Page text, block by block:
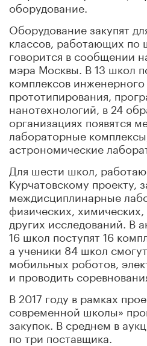
оборудование.
Оборудование закупят
классов, работающих по
говорится в сообщении
мэра Москвы. В 13 школ
комплексов
прототипирования,
нанотехнологий, в 24
организациях появятся
лабораторные
астрономические
Для шести школ,
Курчатовскому проекту,
междисциплинарные
физических,
других исследований. В
16 школ поступят 16
а ученики 84 школ
мобильных роботов,
и проводить
В 2017 году в рамках
современной школы»
закупок. В среднем в
по три поставщика.